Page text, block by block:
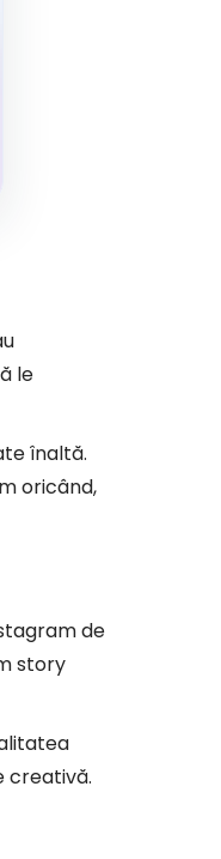
le
înaltă.
oricând,
de
story
creativă.